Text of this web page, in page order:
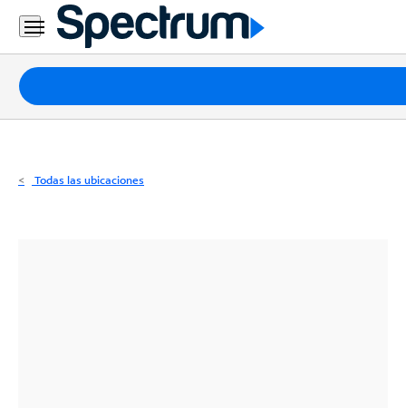
Residencial
Business
Paquetes
Internet
Todas las ubicaciones